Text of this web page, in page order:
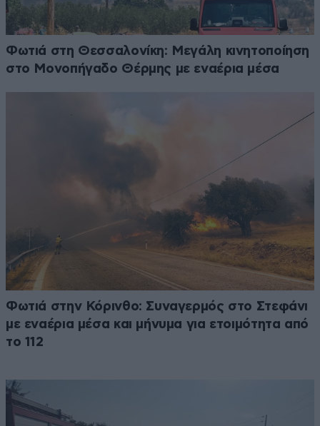
Φωτιά στη Θεσσαλονίκη: Μεγάλη κινητοποίηση
στο Μονοπήγαδο Θέρμης με εναέρια μέσα
Φωτιά στην Κόρινθο: Συναγερμός στο Στεφάνι
με εναέρια μέσα και μήνυμα για ετοιμότητα από
το 112